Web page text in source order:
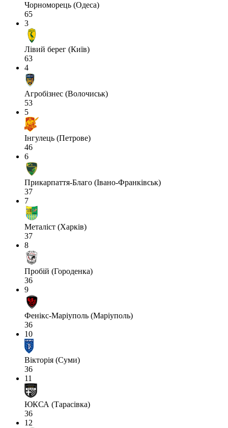
Чорноморець (Одеса)
65
3
Лівий берег (Київ)
63
4
Агробізнес (Волочиськ)
53
5
Інгулець (Петрове)
46
6
Прикарпаття-Благо (Івано-Франківськ)
37
7
Металіст (Харків)
37
8
Пробій (Городенка)
36
9
Фенікс-Маріуполь (Маріуполь)
36
10
Вікторія (Суми)
36
11
ЮКСА (Тарасівка)
36
12